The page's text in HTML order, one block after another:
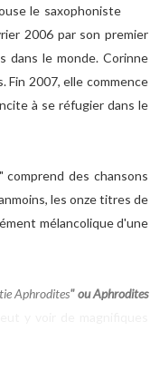
le saxophoniste
2006 par son premier
dans le monde. Corinne
Fin 2007, elle commence
à se réfugier dans le
des chansons
les onze titres de
mélancolique d'une
Aphrodites" ou Aphrodites
y voir de magnifiques